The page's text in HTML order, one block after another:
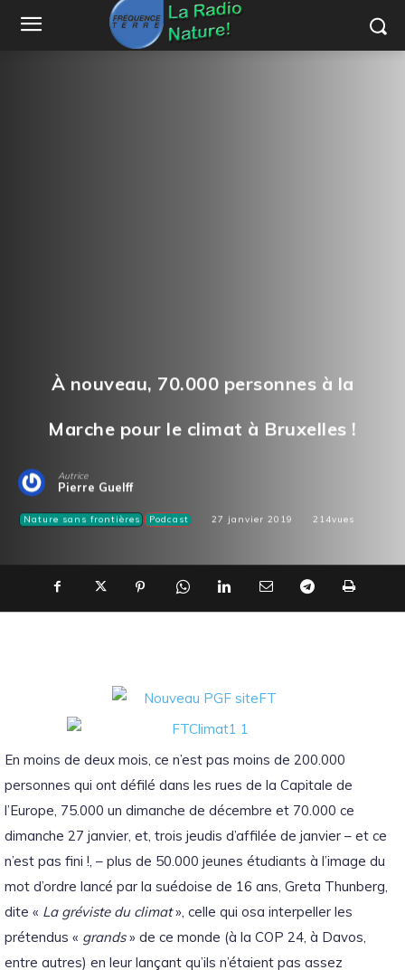
À nouveau, 70.000 personnes à la
Marche pour le climat à Bruxelles !
Autrice
Pierre Guelff
Nature sans frontières Podcast 27 janvier 2019 214vues
En moins de deux mois, ce n’est pas moins de 200.000
personnes qui ont défilé dans les rues de la Capitale de
l’Europe, 75.000 un dimanche de décembre et 70.000 ce
dimanche 27 janvier, et, trois jeudis d’affilée de janvier – et ce
n’est pas fini !, – plus de 50.000 jeunes étudiants à l’image du
mot d’ordre lancé par la suédoise de 16 ans, Greta Thunberg,
dite « La gréviste du climat», celle qui osa interpeller les
prétendus « grands» de ce monde (à la COP 24, à Davos,
entre autres) en leur lançant qu’ils n’étaient pas assez